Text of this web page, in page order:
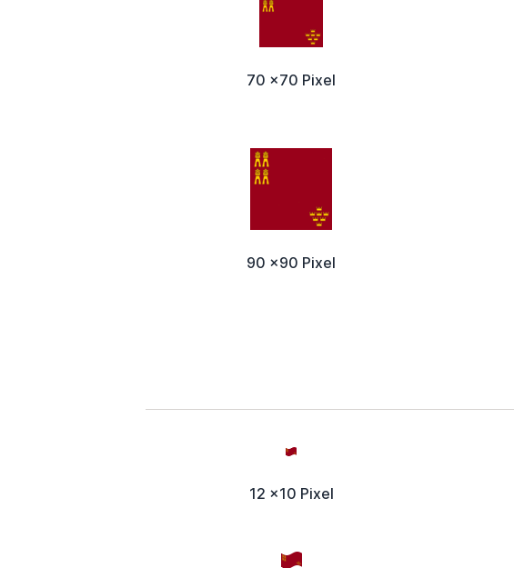
70 x70 Pixel
90 x90 Pixel
12 x10 Pixel